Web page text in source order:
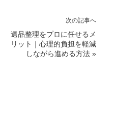
次の記事へ
遺品整理をプロに任せるメ
リット｜心理的負担を軽減
しながら進める方法 »